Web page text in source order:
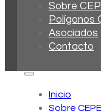
Sobre
Polígonos
Asociados
Contacto
Inicio
Sobre CEPE